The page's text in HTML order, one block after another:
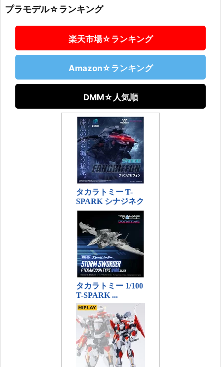
プラモデル☆ランキング
楽天市場☆ランキング
Amazon☆ランキング
DMM☆人気順